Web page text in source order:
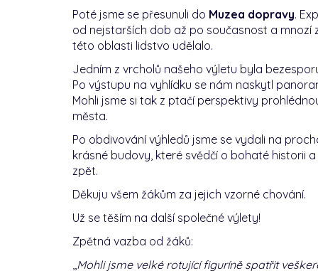
Poté jsme se přesunuli do Muzea dopravy.
od nejstarších dob až po současnost a mnozí
této oblasti lidstvo udělalo.
Jedním z vrcholů našeho výletu byla
Po výstupu na vyhlídku se nám naskytl
Mohli jsme si tak z ptačí perspektivy
města.
Po obdivování výhledů jsme se vydali na
krásné budovy, které svědčí o bohaté historii
zpět.
Děkuju všem žákům za jejich vzorné chování.
Už se těším na další společné výlety!
Zpětná vazba od žáků:
Mohli jsme velké rotující figuríně spatřit